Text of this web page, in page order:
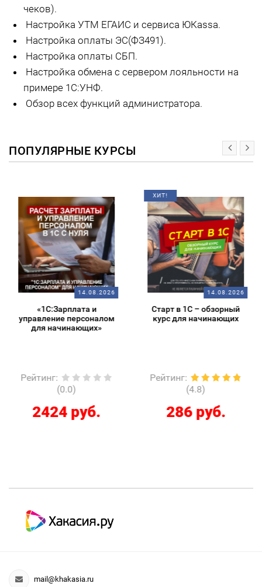
чеков).
Настройка УТМ ЕГАИС и сервиса ЮКаssа.
Настройка оплаты ЭС(ФЗ491).
Настройка оплаты СБП.
Настройка обмена с сервером лояльности на
примере 1С:УНФ.
Обзор всех функций администратора.
ПОПУЛЯРНЫЕ КУРСЫ
14.08.2026
«1С:Зарплата и
управление персоналом
для начинающих»
Рейтинг:
(0.0)
2424 руб.
ХИТ!
14.08.2026
Старт в 1С – обзорный
курс для начинающих
Рейтинг:
(4.8)
286 руб.
mail@khakasia.ru